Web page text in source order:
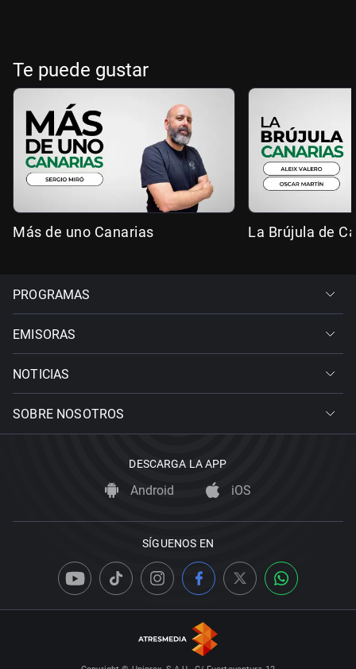
Te puede gustar
Más de uno Canarias La Brújula de
PROGRAMAS
EMISORAS
NOTICIAS
SOBRE NOSOTROS
DESCARGA LA APP
Android iOS
SÍGUENOS EN